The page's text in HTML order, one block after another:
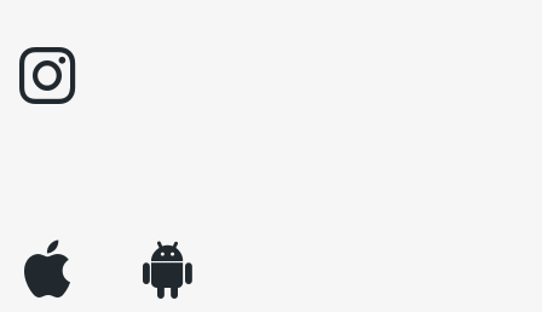
instagram
appleinc android